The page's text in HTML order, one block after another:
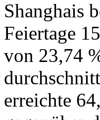
Shanghais
Feiertage
von 23,74
erreichte